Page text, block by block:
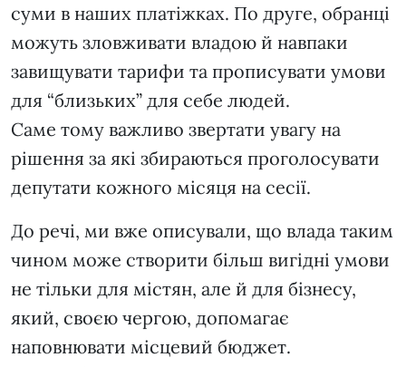
суми в наших платіжках. По друге, обранці
можуть зловживати владою й навпаки
завищувати тарифи та прописувати умови
для “близьких” для себе людей.
Саме тому важливо звертати увагу на
рішення за які збираються проголосувати
депутати кожного місяця на сесії.
До речі, ми вже описували, що влада таким
чином може створити більш вигідні умови
не тільки для містян, але й для бізнесу,
який, своєю чергою, допомагає
наповнювати місцевий бюджет.